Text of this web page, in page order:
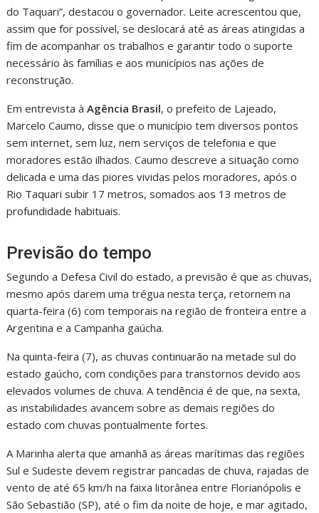
do Taquari”, destacou o governador. Leite acrescentou que,
assim que for possível, se deslocará até as áreas atingidas a
fim de acompanhar os trabalhos e garantir todo o suporte
necessário às famílias e aos municípios nas ações de
reconstrução.
Em entrevista àAgência Brasil, o prefeito de Lajeado,
Marcelo Caumo, disse que o município tem diversos pontos
sem internet, sem luz, nem serviços de telefonia e que
moradores estão ilhados. Caumo descreve a situação como
delicada e uma das piores vividas pelos moradores, após o
Rio Taquari subir 17 metros, somados aos 13 metros de
profundidade habituais.
Previsão do tempo
Segundo a Defesa Civil do estado, a previsão é que as chuvas,
mesmo após darem uma trégua nesta terça, retornem na
quarta-feira (6) com temporais na região de fronteira entre a
Argentina e a Campanha gaúcha.
Na quinta-feira (7), as chuvas continuarão na metade sul do
estado gaúcho, com condições para transtornos devido aos
elevados volumes de chuva. A tendência é de que, na sexta,
as instabilidades avancem sobre as demais regiões do
estado com chuvas pontualmente fortes.
A Marinha alerta que amanhã as áreas marítimas das regiões
Sul e Sudeste devem registrar pancadas de chuva, rajadas de
vento de até 65 km/h na faixa litorânea entre Florianópolis e
São Sebastião (SP), até o fim da noite de hoje, e mar agitado,